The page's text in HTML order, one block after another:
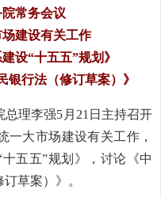
常务会议
建设有关工作
设“十五五”规划》
银行法（修订草案）》
理李强5月21日主持召开
一大市场建设有关工作，
五五”规划》，讨论《中
草案）》。